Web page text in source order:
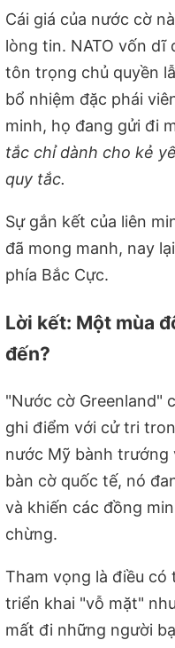
Cái giá của nước cờ
lòng tin. NATO vốn dĩ
tôn trọng chủ quyền
bổ nhiệm đặc phái
minh, họ đang gửi đi
tắc chỉ dành cho kẻ
quy tắc.
Sự gắn kết của liên
đã mong manh, nay
phía Bắc Cực.
Lời kết: Một mùa
đến?
"Nước cờ Greenland"
ghi điểm với cử tri
nước Mỹ bành trướng
bàn cờ quốc tế, nó
và khiến các đồng
chừng.
Tham vọng là điều có
triển khai "vỗ mặt"
mất đi những người